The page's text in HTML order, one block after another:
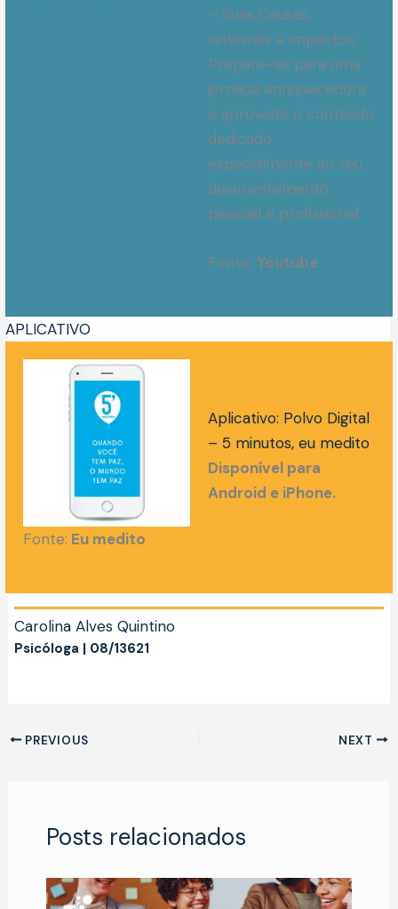
– Suas Causas,
sintomas e impactos.
Prepare-se para uma
jornada enriquecedora
e aproveite o conteúdo
dedicado
especialmente ao seu
desenvolvimento
pessoal e profissional.
Fonte: Youtube
APLICATIVO
Fonte: Eu medito
Aplicativo: Polvo Digital
– 5 minutos, eu medito
Disponível para
Android e iPhone.
Carolina Alves Quintino
Psicóloga | 08/13621
PREVIOUS NEXT
Posts relacionados